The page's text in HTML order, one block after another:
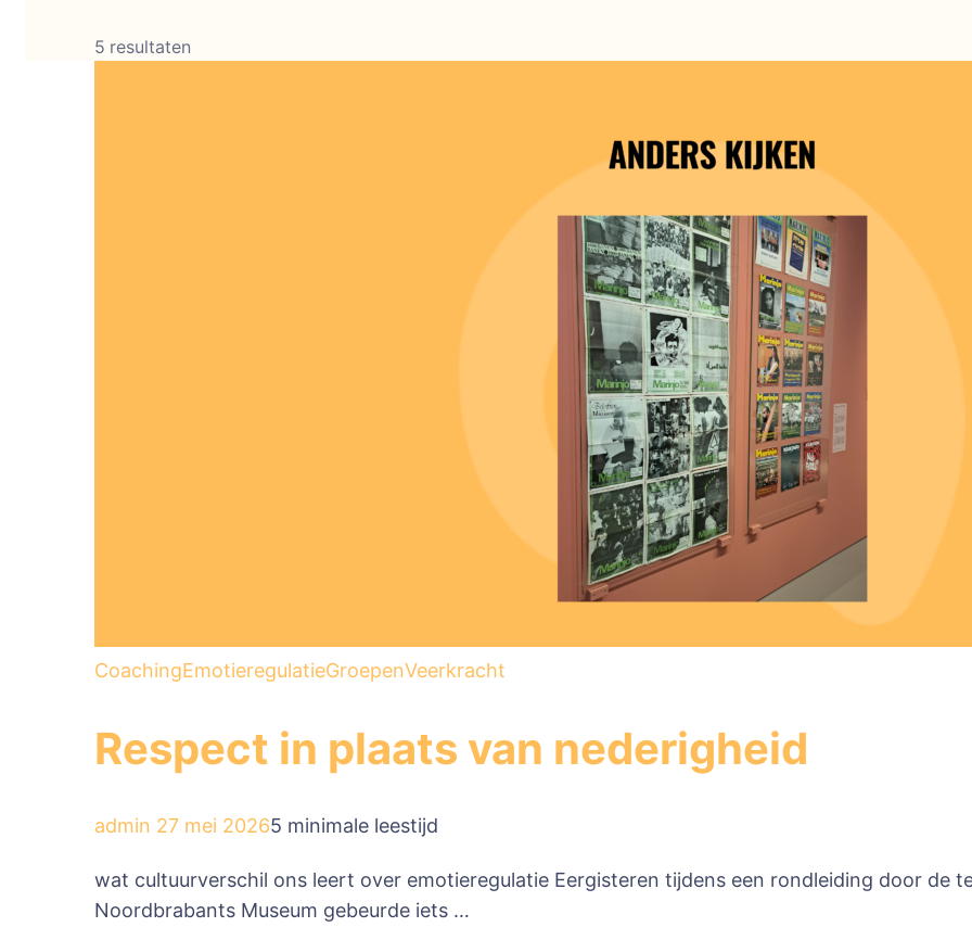
5 resultaten
CoachingEmotieregulatieGroepenVeerkracht
Respect in plaats van nederigheid
admin 27 mei 20265 minimale leestijd
wat cultuurverschil ons leert over emotieregulatie Eergisteren tijdens een rondleiding door de
Noordbrabants Museum gebeurde iets …